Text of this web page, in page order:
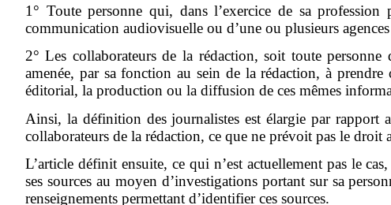
1° Toute personne qui, dans l’exercice de sa
communication audiovisuelle ou d’une ou plusieurs
2° Les collaborateurs de la rédaction, soit toute personne
amenée, par sa fonction au sein de la rédaction, à
éditorial, la production ou la diffusion de ces mêmes
Ainsi, la définition des journalistes est élargie par rapport
collaborateurs de la rédaction, ce que ne prévoit pas le droit
L’article définit ensuite, ce qui n’est actuellement pas le
ses sources au moyen d’investigations portant sur sa
renseignements permettant d’identifier ces sources.